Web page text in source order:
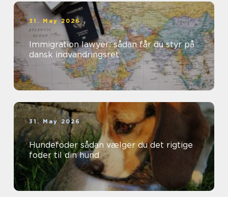
31. May 2026
Immigration lawyer: sådan får du styr på
dansk indvandringsret
31. May 2026
Hundefoder sådan vælger du det rigtige
foder til din hund